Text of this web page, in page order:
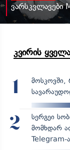
კვირის
1
მოსკოვში,
2
სერგეი
მომხდარ
Telegram-